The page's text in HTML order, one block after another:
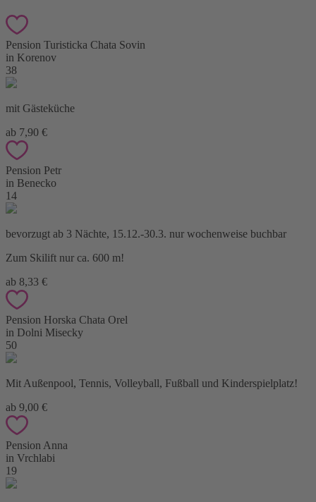
Pension Turisticka Chata Sovin
in Korenov
38
mit Gästeküche
ab 7,90 €
Pension Petr
in Benecko
14
bevorzugt ab 3 Nächte, 15.12.-30.3. nur wochenweise buchbar
Zum Skilift nur ca. 600 m!
ab 8,33 €
Pension Horska Chata Orel
in Dolni Misecky
50
Mit Außenpool, Tennis, Volleyball, Fußball und Kinderspielplatz!
ab 9,00 €
Pension Anna
in Vrchlabi
19